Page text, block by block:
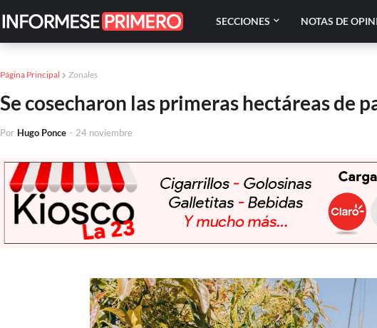
SECCIONES NOTAS DE
Página Principal Zonales
Se cosecharon las primeras hectáreas de
Por Hugo Ponce - 24 noviembre